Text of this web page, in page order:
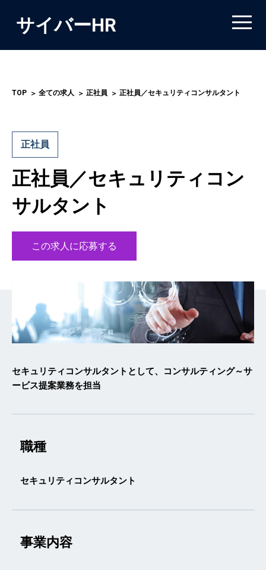
サイバーHR
TOP 全ての求人 正社員 正社員／セキュリティコンサルタント
正社員
正社員／セキュリティコン
サルタント
この求人に応募する
セキュリティコンサルタントとして、コンサルティング～サ
ービス提案業務を担当
職種
セキュリティコンサルタント
事業内容